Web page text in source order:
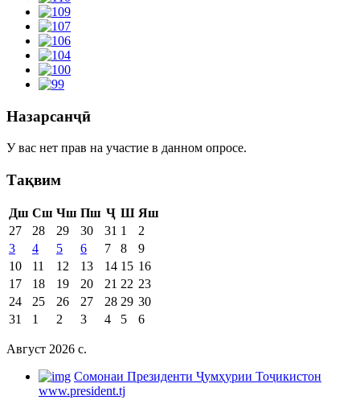
Назарсанҷӣ
У вас нет прав на участие в данном опросе.
Тақвим
Дш Сш Чш Пш Ҷ Ш Яш
27
28 29 30 31 1
2
3
4 5 6 7 8
9
10
11 12 13 14 15 16
17
18 19 20 21 22 23
24
25 26 27 28 29 30
31
1 2 3 4 5 6
Август 2026 c.
Cомонаи Президенти Ҷумҳурии Тоҷикистон
www.president.tj